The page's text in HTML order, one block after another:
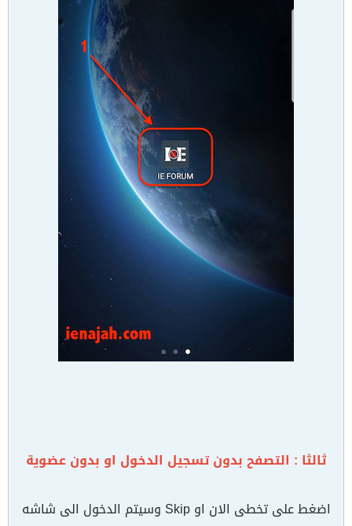
ثالثا : التصفح بدون تسجيل الدخول او بدون عضوية
اضغط على تخطى الان او Skip وسيتم الدخول الى شاشه